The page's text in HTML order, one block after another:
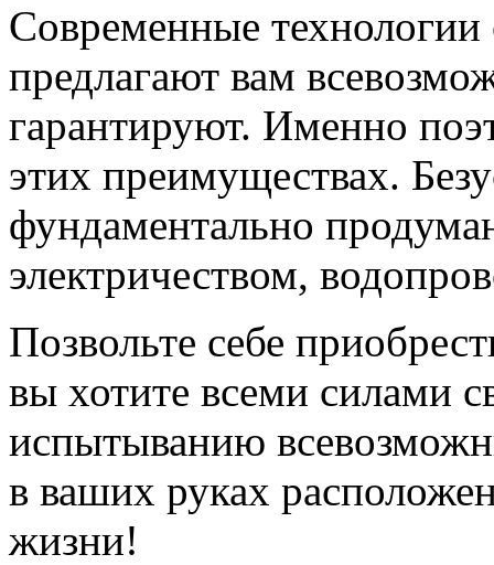
Современные технологии
предлагают вам
гарантируют. Именно
этих преимуществах.
фундаментально
электричеством,
Позвольте себе
вы хотите всеми силами
испытыванию
в ваших руках
жизни!